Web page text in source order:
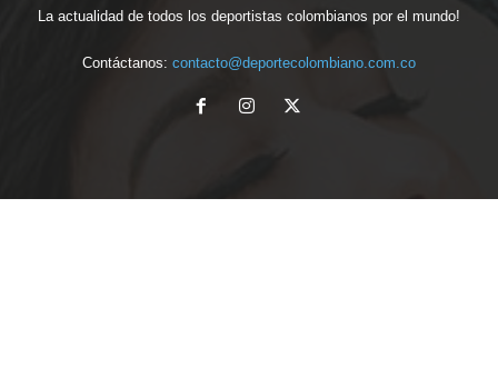
La actualidad de todos los deportistas colombianos por el mundo!
Contáctanos: contacto@deportecolombiano.com.co